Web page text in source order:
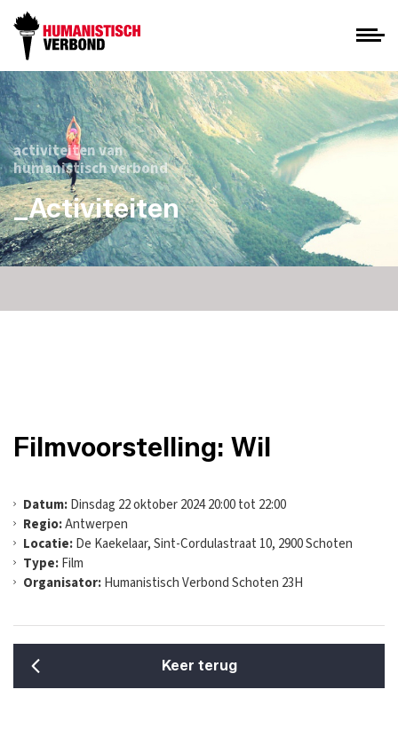
activiteiten van
humanistisch verbond
_Activiteiten
Filmvoorstelling: Wil
Datum:Dinsdag 22 oktober 2024 20:00 tot 22:00
Regio:Antwerpen
Locatie:De Kaekelaar, Sint-Cordulastraat 10, 2900 Schoten
Type:Film
Organisator:Humanistisch Verbond Schoten 23H
Keer terug